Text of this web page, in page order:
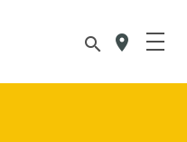
 location_on